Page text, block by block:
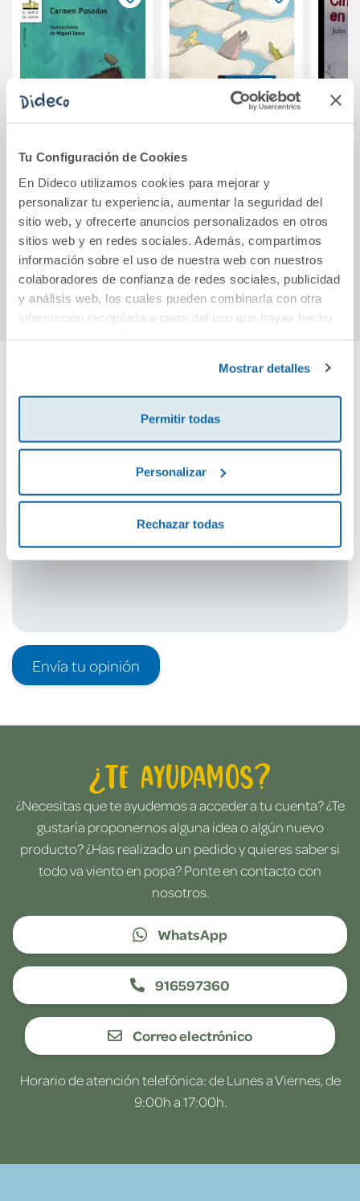
Tu Configuración de Cookies
En Dideco utilizamos cookies para mejorar y
personalizar tu experiencia, aumentar la seguridad del
sitio web, y ofrecerte anuncios personalizados en otros
sitios web y en redes sociales. Además, compartimos
información sobre el uso de nuestra web con nuestros
colaboradores de confianza de redes sociales, publicidad
y análisis web, los cuales pueden combinarla con otra
información recopilada a partir del uso que hayas hecho
Mostrar detalles
Permitir todas
Personalizar
Rechazar todas
Kiwi
9,50€
Comprar
La peripecia de Roi
9,35€
Comprar
Cuéntanos tu opinión
¡Sé el primero en valorar este producto!
Debes iniciar sesión para poder valorarlo
Envía tu opinión
¿Te ayudamos?
¿Necesitas que te ayudemos a acceder a tu cuenta? ¿Te
gustaría proponernos alguna idea o algún nuevo
producto? ¿Has realizado un pedido y quieres saber si
todo va viento en popa? Ponte en contacto con
nosotros.
WhatsApp
916597360
Correo electrónico
Horario de atención telefónica: de Lunes a Viernes, de
9:00h a 17:00h.